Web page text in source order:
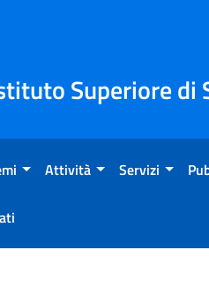
Superiore di
Attività Servizi